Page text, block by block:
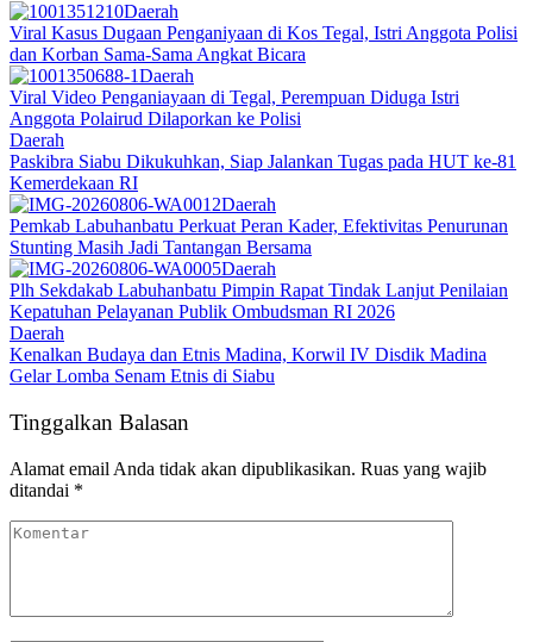
Daerah
Viral Kasus Dugaan Penganiyaan di Kos Tegal, Istri Anggota Polisi
dan Korban Sama-Sama Angkat Bicara
Daerah
Viral Video Penganiayaan di Tegal, Perempuan Diduga Istri
Anggota Polairud Dilaporkan ke Polisi
Daerah
Paskibra Siabu Dikukuhkan, Siap Jalankan Tugas pada HUT ke-81
Kemerdekaan RI
Daerah
Pemkab Labuhanbatu Perkuat Peran Kader, Efektivitas Penurunan
Stunting Masih Jadi Tantangan Bersama
Daerah
Plh Sekdakab Labuhanbatu Pimpin Rapat Tindak Lanjut Penilaian
Kepatuhan Pelayanan Publik Ombudsman RI 2026
Daerah
Kenalkan Budaya dan Etnis Madina, Korwil IV Disdik Madina
Gelar Lomba Senam Etnis di Siabu
Tinggalkan Balasan
Alamat email Anda tidak akan dipublikasikan. Ruas yang wajib
ditandai *